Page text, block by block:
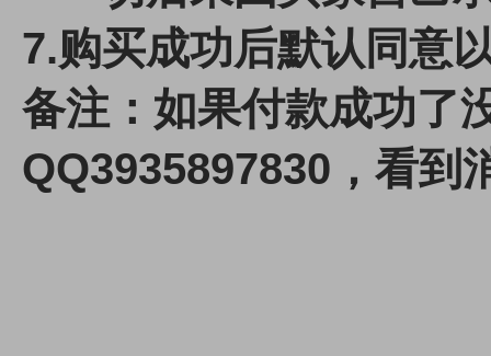
7.购买成功后默认同意
备注：如果付款成功了
QQ3935897830，看到